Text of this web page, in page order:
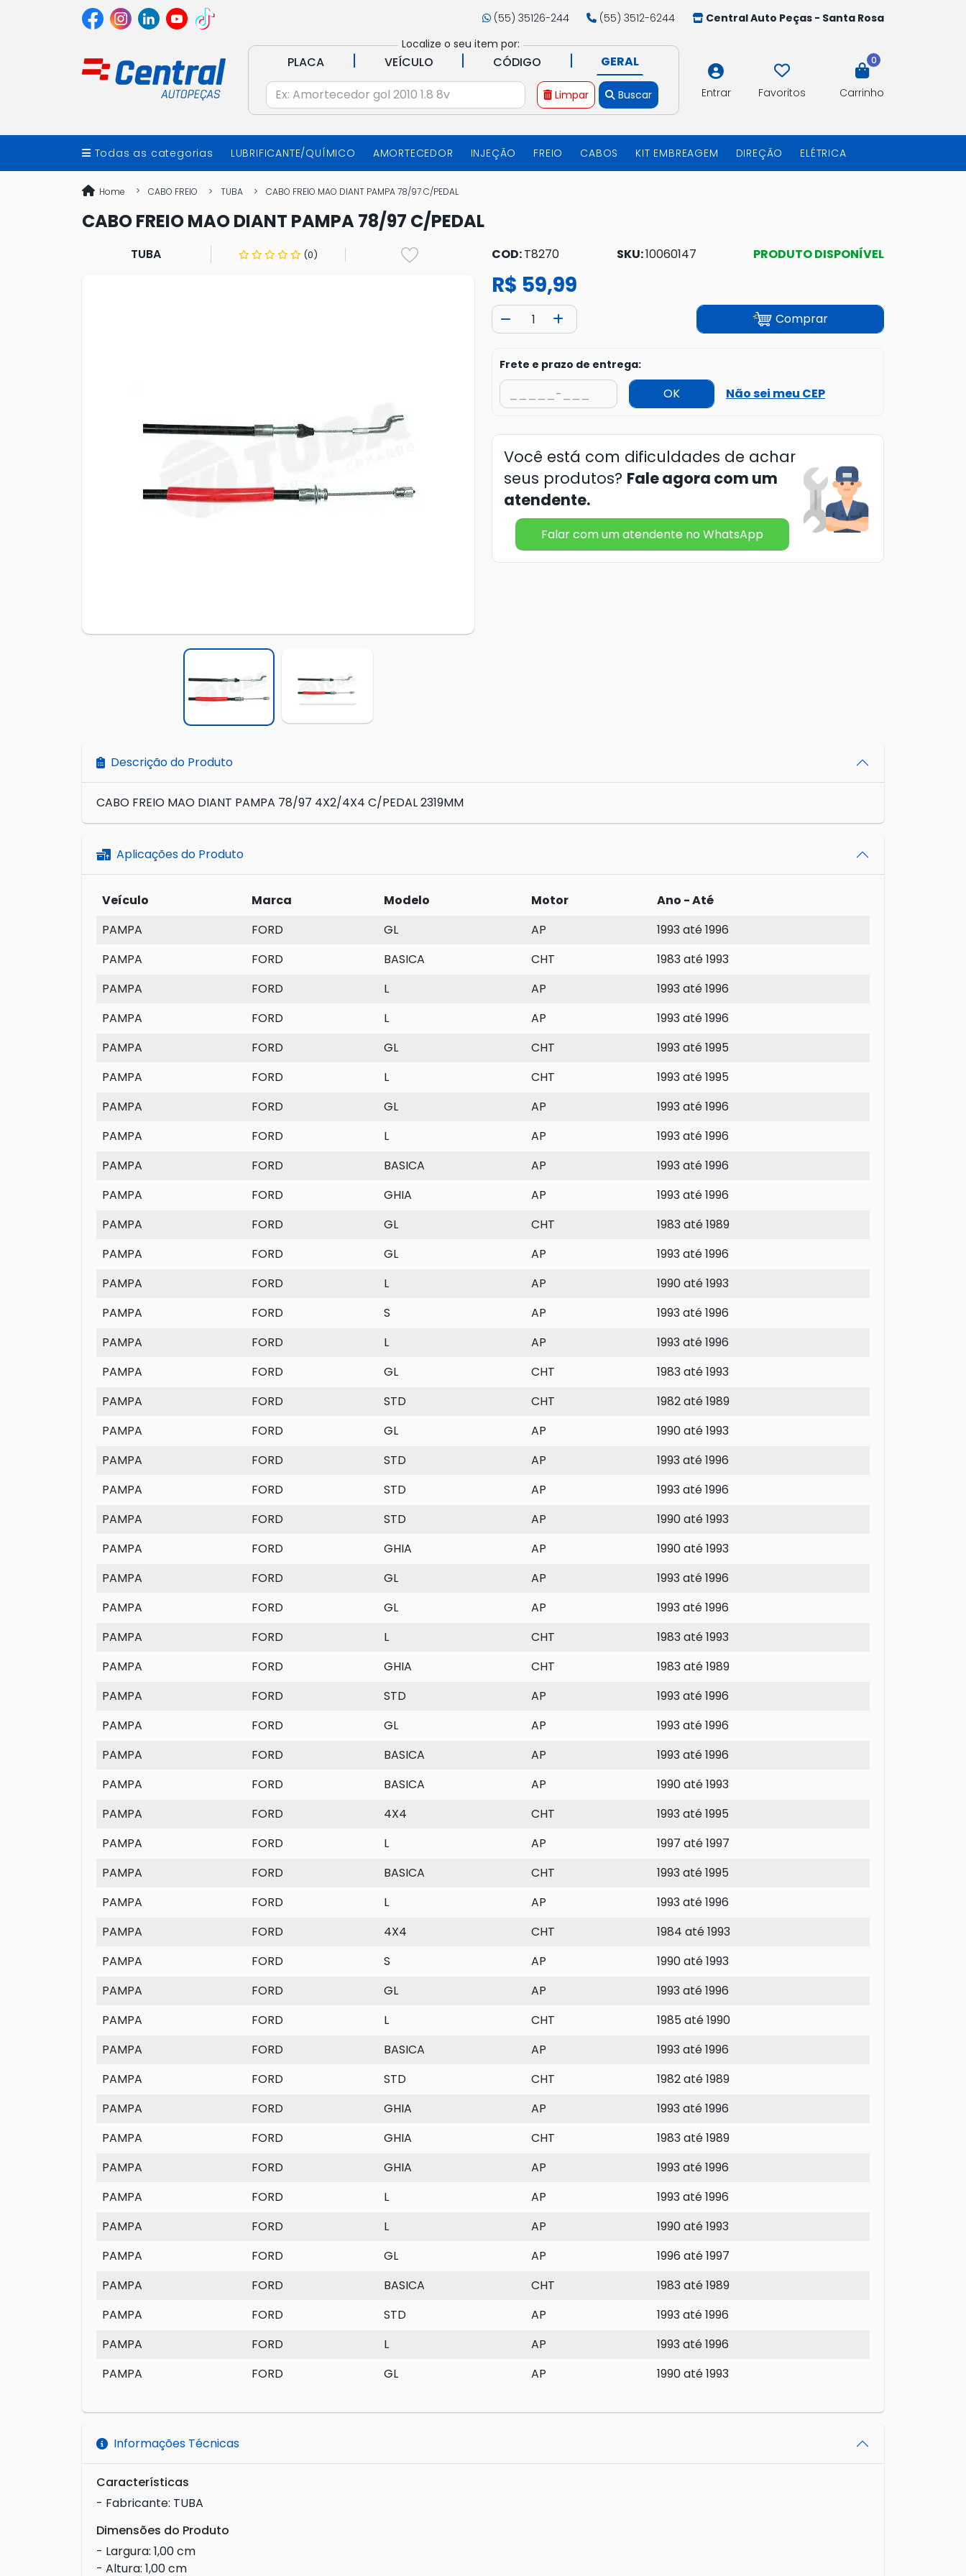
(55) 35126-244 (55) 3512-6244
Central Auto Peças - Santa Rosa
Localize o seu item por:
PLACA | VEÍCULO | CÓDIGO | GERAL
Limpar Buscar Entrar Favoritos
0
Carrinho
Todas as categorias LUBRIFICANTE/QUÍMICO AMORTECEDOR INJEÇÃO FREIO CABOS KIT EMBREAGEM DIREÇÃO ELÉTRICA
Home CABO FREIO TUBA CABO FREIO MAO DIANT PAMPA 78/97 C/PEDAL
CABO FREIO MAO DIANT PAMPA 78/97 C/PEDAL
TUBA (0) COD:T8270 SKU:10060147 PRODUTO DISPONÍVEL
R$ 59,99
Comprar
Frete e prazo de entrega:
OK Não sei meu CEP
Você está com dificuldades de achar
seus produtos? Fale agora com um
atendente.
Falar com um atendente no WhatsApp
Descrição do Produto
CABO FREIO MAO DIANT PAMPA 78/97 4X2/4X4 C/PEDAL 2319MM
Aplicações do Produto
Veículo Marca Modelo Motor
Ano - Até
PAMPA
FORD GL AP
1993 até 1996
PAMPA
FORD BASICA CHT
1983 até 1993
PAMPA
FORD L AP
1993 até 1996
PAMPA
FORD L AP
1993 até 1996
PAMPA
FORD GL CHT
1993 até 1995
PAMPA
FORD L CHT
1993 até 1995
PAMPA
FORD GL AP
1993 até 1996
PAMPA
FORD L AP
1993 até 1996
PAMPA
FORD BASICA AP
1993 até 1996
PAMPA
FORD GHIA AP
1993 até 1996
PAMPA
FORD GL CHT
1983 até 1989
PAMPA
FORD GL AP
1993 até 1996
PAMPA
FORD L AP
1990 até 1993
PAMPA
FORD S AP
1993 até 1996
PAMPA
FORD L AP
1993 até 1996
PAMPA
FORD GL CHT
1983 até 1993
PAMPA
FORD STD CHT
1982 até 1989
PAMPA
FORD GL AP
1990 até 1993
PAMPA
FORD STD AP
1993 até 1996
PAMPA
FORD STD AP
1993 até 1996
PAMPA
FORD STD AP
1990 até 1993
PAMPA
FORD GHIA AP
1990 até 1993
PAMPA
FORD GL AP
1993 até 1996
PAMPA
FORD GL AP
1993 até 1996
PAMPA
FORD L CHT
1983 até 1993
PAMPA
FORD GHIA CHT
1983 até 1989
PAMPA
FORD STD AP
1993 até 1996
PAMPA
FORD GL AP
1993 até 1996
PAMPA
FORD BASICA AP
1993 até 1996
PAMPA
FORD BASICA AP
1990 até 1993
PAMPA
FORD 4X4 CHT
1993 até 1995
PAMPA
FORD L AP
1997 até 1997
PAMPA
FORD BASICA CHT
1993 até 1995
PAMPA
FORD L AP
1993 até 1996
PAMPA
FORD 4X4 CHT
1984 até 1993
PAMPA
FORD S AP
1990 até 1993
PAMPA
FORD GL AP
1993 até 1996
PAMPA
FORD L CHT
1985 até 1990
PAMPA
FORD BASICA AP
1993 até 1996
PAMPA
FORD STD CHT
1982 até 1989
PAMPA
FORD GHIA AP
1993 até 1996
PAMPA
FORD GHIA CHT
1983 até 1989
PAMPA
FORD GHIA AP
1993 até 1996
PAMPA
FORD L AP
1993 até 1996
PAMPA
FORD L AP
1990 até 1993
PAMPA
FORD GL AP
1996 até 1997
PAMPA
FORD BASICA CHT
1983 até 1989
PAMPA
FORD STD AP
1993 até 1996
PAMPA
FORD L AP
1993 até 1996
PAMPA
FORD GL AP 1990 até 1993
Informações Técnicas
Características
- Fabricante: TUBA
Dimensões do Produto
- Largura: 1,00 cm
- Altura: 1,00 cm